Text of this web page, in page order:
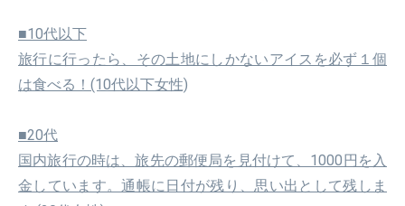
■10代以下
旅行に行ったら、その土地にしかないアイスを必ず１個
は食べる！(10代以下女性)
■20代
国内旅行の時は、旅先の郵便局を見付けて、1000円を入
金しています。通帳に日付が残り、思い出として残しま